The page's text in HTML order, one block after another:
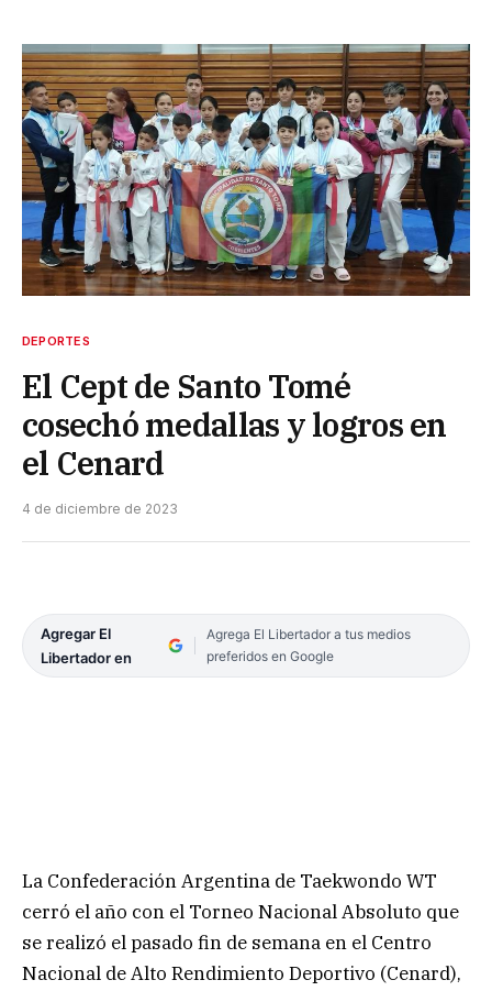
DEPORTES
El Cept de Santo Tomé
cosechó medallas y logros en
el Cenard
4 de diciembre de 2023
Agregar El
Libertador en
Agrega El Libertador a tus medios
preferidos en Google
La Confederación Argentina de Taekwondo WT
cerró el año con el Torneo Nacional Absoluto que
se realizó el pasado fin de semana en el Centro
Nacional de Alto Rendimiento Deportivo (Cenard),